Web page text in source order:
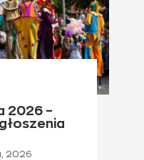
2026 –
2026